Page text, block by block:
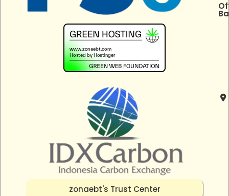
zonaebt's Trust Center